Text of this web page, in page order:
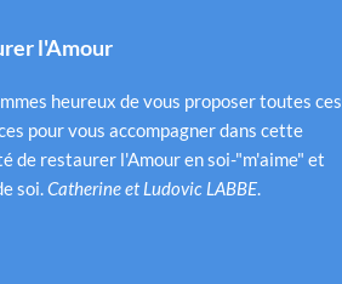
l'Amour
heureux de vous proposer toutes ces
pour vous accompagner dans cette
de restaurer l'Amour en soi-"m'aime" et
soi.Catherine et Ludovic LABBE.